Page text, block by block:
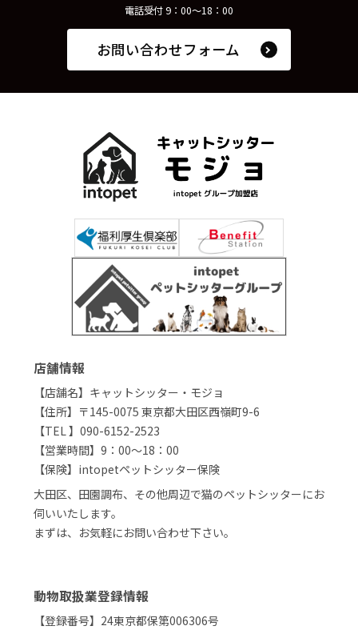
電話受付 9：00～18：00
お問い合わせフォーム
店舗情報
【店舗名】キャットシッター・モジョ
【住所】〒145-0075 東京都大田区西嶺町9-6
【TEL 】090-6152-2523
【営業時間】9：00～18：00
【保険】intopetペットシッター保険
大田区、田園調布、その他周辺で猫のペットシッターにお
伺いいたします。
まずは、お気軽にお問い合わせ下さい。
動物取扱業登録情報
【登録番号】24東京都保第006306号